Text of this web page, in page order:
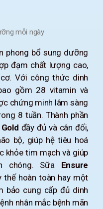
mỗi ngày
phong bổ sung dưỡng
đạm chất lượng cao,
Với công thức dinh
gồm 28 vitamin và
chứng minh lâm sàng
8 tuần. Thành phần
đầy đủ và cân đối,
bộ, giúp hệ tiêu hoá
khỏe tim mạch và giúp
chóng. Sữa Ensure
thế hoàn toàn hay một
bảo cung cấp đủ dinh
nhân mắc bệnh mãn